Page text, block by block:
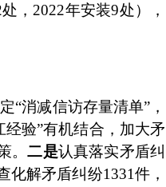
处， 2022年安装9处），
“消减信访存量清单”，
验”有机结合， 加大矛
。二是认真落实矛盾纠
化解矛盾纠纷1331件，